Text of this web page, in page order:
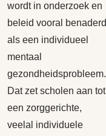
wordt in onderzoek en
beleid vooral benaderd
als een individueel
mentaal
gezondheidsprobleem.
Dat zet scholen aan tot
een zorggerichte,
veelal individuele